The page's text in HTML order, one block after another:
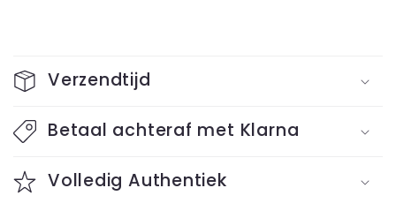
o
l
p
Verzendtijd
Betaal achteraf met Klarna
Volledig Authentiek